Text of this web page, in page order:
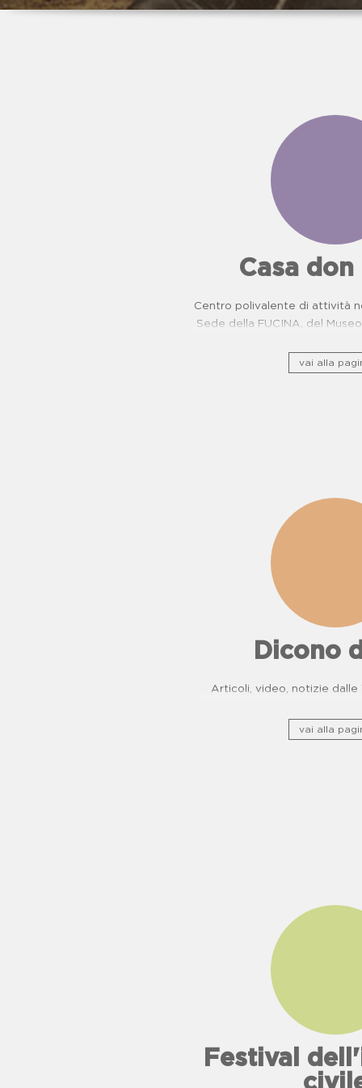
Casa don
Centro polivalente di attività
Sede della FUCINA, del
Oncologiche. Proposte
vai alla
Dicono
Articoli, video, notizie dalle
vai alla
Festival